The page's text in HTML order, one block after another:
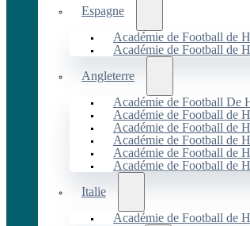
Espagne
Académie de Football de
Académie de Football de
Angleterre
Académie de Football De
Académie de Football de
Académie de Football de
Académie de Football de
Académie de Football de
Académie de Football de
Italie
Académie de Football de